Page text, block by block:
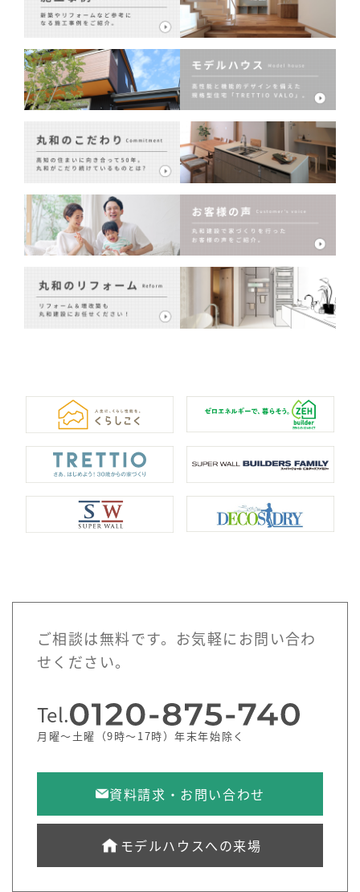
ご相談は無料です。お気軽にお問い合わ
せください。
Tel.
月曜～土曜（9時～17時）年末年始除く
資料請求・お問い合わせ
モデルハウスへの来場